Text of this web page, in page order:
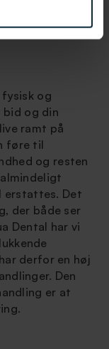
og
bid og din
ramt på
føre til
og resten
erstattes. Det
der både ser
Dental har vi
derfor en høj
Den
er at